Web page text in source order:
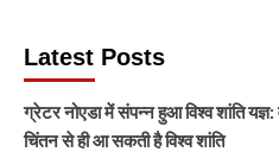
Latest Posts
ग्रेटर नोएडा में संपन्न हुआ विश्व शांति
चिंतन से ही आ सकती है विश्व शांति